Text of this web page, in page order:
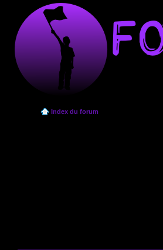
Index du forum